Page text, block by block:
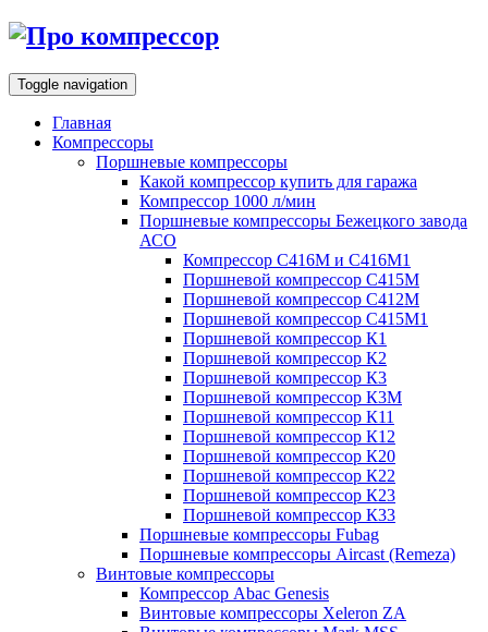
Toggle navigation
Главная
Компрессоры
Поршневые компрессоры
Какой компрессор купить для гаража
Компрессор 1000 л/мин
Поршневые компрессоры Бежецкого завода
АСО
Компрессор С416М и С416М1
Поршневой компрессор С415М
Поршневой компрессор С412М
Поршневой компрессор С415М1
Поршневой компрессор К1
Поршневой компрессор К2
Поршневой компрессор К3
Поршневой компрессор К3М
Поршневой компрессор К11
Поршневой компрессор К12
Поршневой компрессор К20
Поршневой компрессор К22
Поршневой компрессор К23
Поршневой компрессор К33
Поршневые компрессоры Fubag
Поршневые компрессоры Aircast (Remeza)
Винтовые компрессоры
Компрессор Abac Genesis
Винтовые компрессоры Xeleron ZA